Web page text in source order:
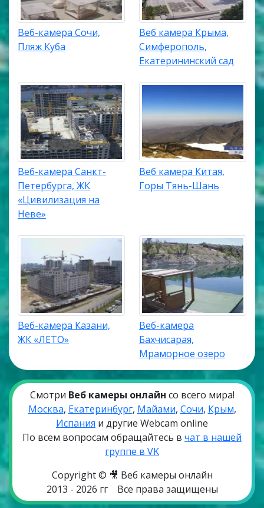
Веб-камера Сочи,
Пляж Куба
Веб камера Крыма,
Симферополь,
Екатерининский сад
Веб-камера Санкт-
Петербурга, ЖК
«Цивилизация на
Неве»
Веб камера Китая,
Горы Тянь-Шань
Веб-камера Казани,
ЖК «ЛЕТО»
Веб-камера
Бахчисарая,
Мраморное озеро
Смотри Веб камеры онлайн со всего мира!
Москва, Екатеринбург, Майами, Сочи, Крым,
Испания и другие Webcam online
По всем вопросам обращайтесь в чат в нашей
группе в VK
Copyright © 🎥 Веб камеры онлайн
2013 - 2026 гг
Все права защищены